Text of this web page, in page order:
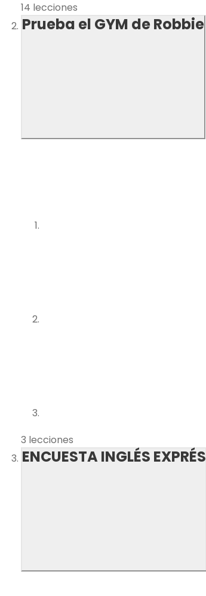
14 lecciones
Prueba el GYM de Robbie
3 lecciones
ENCUESTA INGLÉS EXPRÉS